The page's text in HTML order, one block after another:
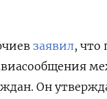
заявил, что
Он